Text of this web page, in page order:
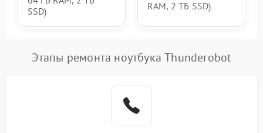
SSD)
RAM, 2 ТБ SSD)
Этапы ремонта ноутбука Thunderobot